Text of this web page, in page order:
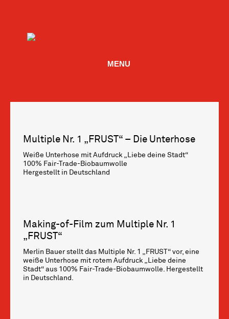
MENU
Multiple Nr. 1 „FRUST“ – Die Unterhose
Weiße Unterhose mit Aufdruck „Liebe deine Stadt“
100% Fair-Trade-Biobaumwolle
Hergestellt in Deutschland
Making-of-Film zum Multiple Nr. 1
„FRUST“
Merlin Bauer stellt das Multiple Nr. 1 „FRUST“ vor, eine
weiße Unterhose mit rotem Aufdruck „Liebe deine
Stadt“ aus 100% Fair-Trade-Biobaumwolle. Hergestellt
in Deutschland.